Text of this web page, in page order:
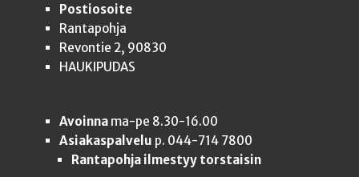
Postiosoite
Rantapohja
Revontie 2, 90830
HAUKIPUDAS
Avoinnama-pe 8.30-16.00
Asiakaspalvelu p. 044-714 7800
Rantapohja ilmestyy torstaisin